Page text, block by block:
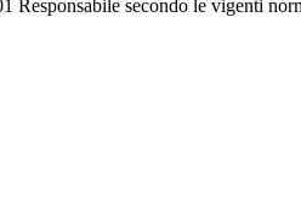
Responsabile secondo le vigenti